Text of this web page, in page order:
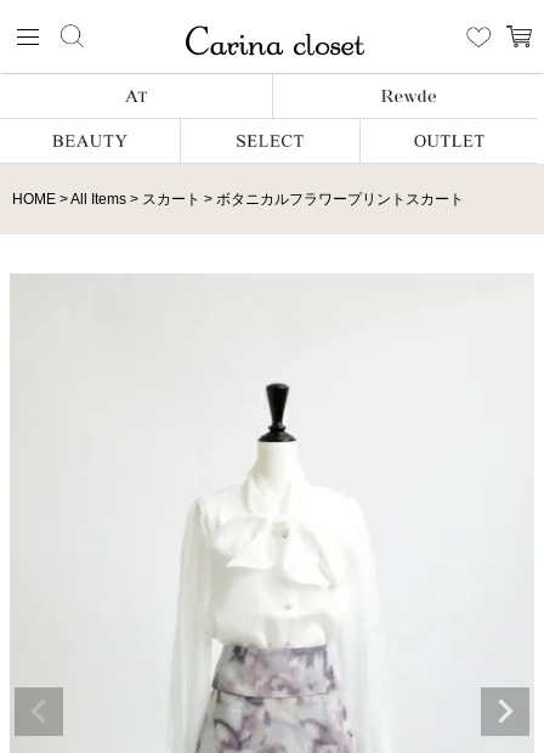
HOME All Items スカート ボタニカルフラワープリントスカート